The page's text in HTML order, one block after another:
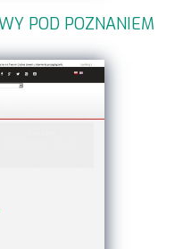
POD POZNANIEM